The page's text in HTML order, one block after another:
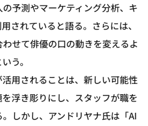
予測やマーケティング分析、キ
されていると語る。さらには、
せて俳優の口の動きを変えるよ
う。
用されることは、新しい可能性
浮き彫りにし、スタッフが職を
しかし、アンドリヤナ氏は「AI